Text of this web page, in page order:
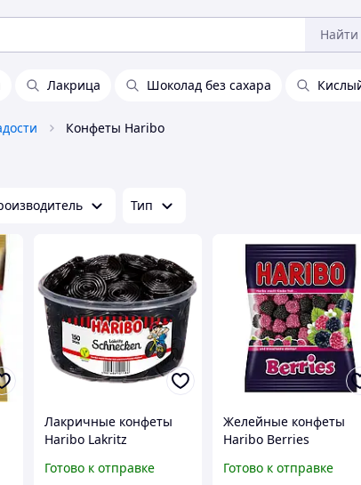
Найти
Лакрица Шоколад без сахара
Конфеты Haribo
Тип
Лакричные конфеты
Haribo Lakritz
Готово к отправке
Желейные конфеты
Haribo Berries
175г
Готово к отправке